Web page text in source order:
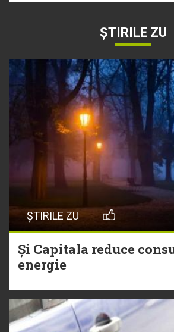
ȘTIRILE ZU
ȘTIRILE ZU
Și Capitala reduce
energie